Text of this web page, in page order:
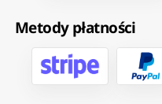
Metody płatności